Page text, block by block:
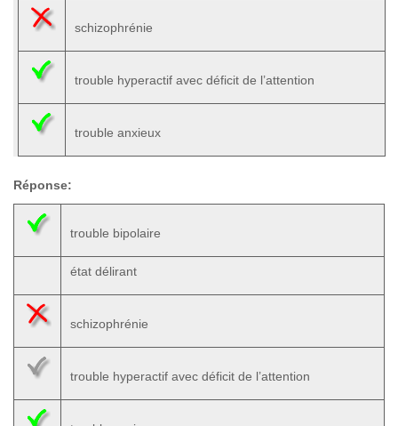
schizophrénie
trouble hyperactif avec déficit de l’attention
trouble anxieux
Réponse:
trouble bipolaire
état délirant
schizophrénie
trouble hyperactif avec déficit de l’attention